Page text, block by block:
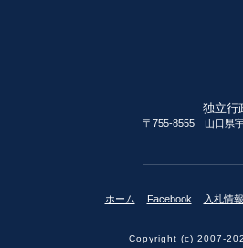
独立行
〒755-8555 山口県
ホーム Facebook 入札情報
Copyright (c) 2007-